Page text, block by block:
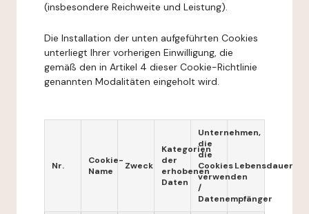
(insbesondere Reichweite und Leistung).
Die Installation der unten aufgeführten Cookies
unterliegt Ihrer vorherigen Einwilligung, die
gemäß den in Artikel 4 dieser Cookie-Richtlinie
genannten Modalitäten eingeholt wird.
Nr.
Cookie-
Name
Zweck
Kategorien
der
erhobenen
Daten
Unternehmen,
die
die
Cookies
verwenden
/
Datenempfänger
Lebensdauer